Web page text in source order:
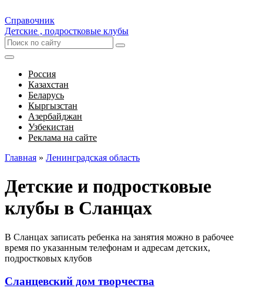
Справочник
Детские , подростковые клубы
Россия
Казахстан
Беларусь
Кыргызстан
Азербайджан
Узбекистан
Реклама на сайте
Главная » Ленинградская область
Детские и подростковые
клубы в Сланцах
В Сланцах записать ребенка на занятия можно в рабочее
время по указанным телефонам и адресам детских,
подростковых клубов
Сланцевский дом творчества